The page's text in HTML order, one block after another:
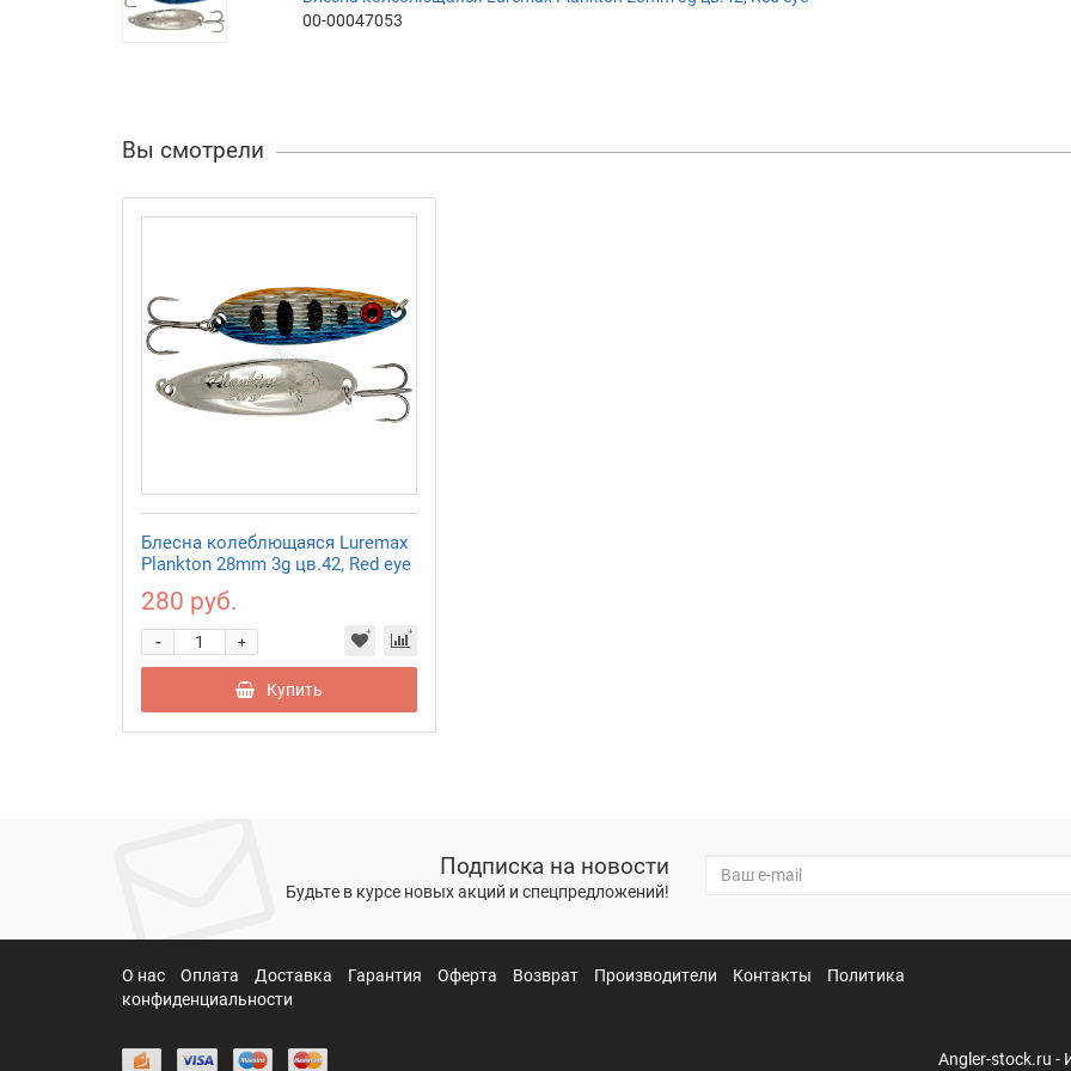
00-00047053
Вы смотрели
Блесна колеблющаяся Luremax
Plankton 28mm 3g цв.42, Red eye
280 руб.
+
-
Купить
Подписка на новости
Будьте в курсе новых акций и спецпредложений!
О нас Оплата Доставка Гарантия Оферта Возврат Производители Контакты
Политика
конфиденциальности
Angler-stock.ru -